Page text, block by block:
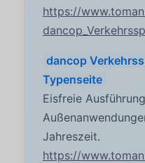
https://
dancop
Typenseite
Eisfreie
Jahreszeit.
https://